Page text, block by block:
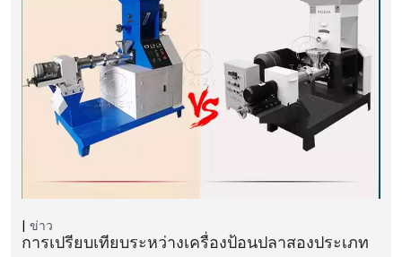
ข่าว
การเปรียบเทียบระหว่างเครื่องป้อนปลาสองประเภท